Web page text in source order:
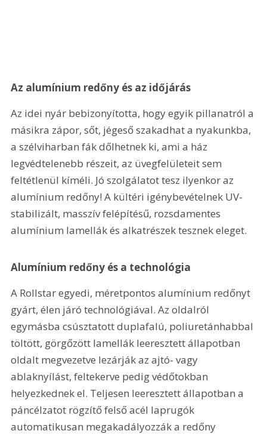
Az alumínium redőny és az időjárás
Az idei nyár bebizonyította, hogy egyik pillanatról a
másikra zápor, sőt, jégeső szakadhat a nyakunkba,
a szélviharban fák dőlhetnek ki, ami a ház
legvédtelenebb részeit, az üvegfelületeit sem
feltétlenül kíméli. Jó szolgálatot tesz ilyenkor az
alumínium redőny! A kültéri igénybevételnek UV-
stabilizált, masszív felépítésű, rozsdamentes
alumínium lamellák és alkatrészek tesznek eleget.
Alumínium redőny és a technológia
A Rollstar egyedi, méretpontos alumínium redőnyt
gyárt, élen járó technológiával. Az oldalról
egymásba csúsztatott duplafalú, poliuretánhabbal
töltött, görgőzött lamellák leeresztett állapotban
oldalt megvezetve lezárják az ajtó- vagy
ablaknyílást, feltekerve pedig védőtokban
helyezkednek el. Teljesen leeresztett állapotban a
páncélzatot rögzítő felső acél laprugók
automatikusan megakadályozzák a redőny